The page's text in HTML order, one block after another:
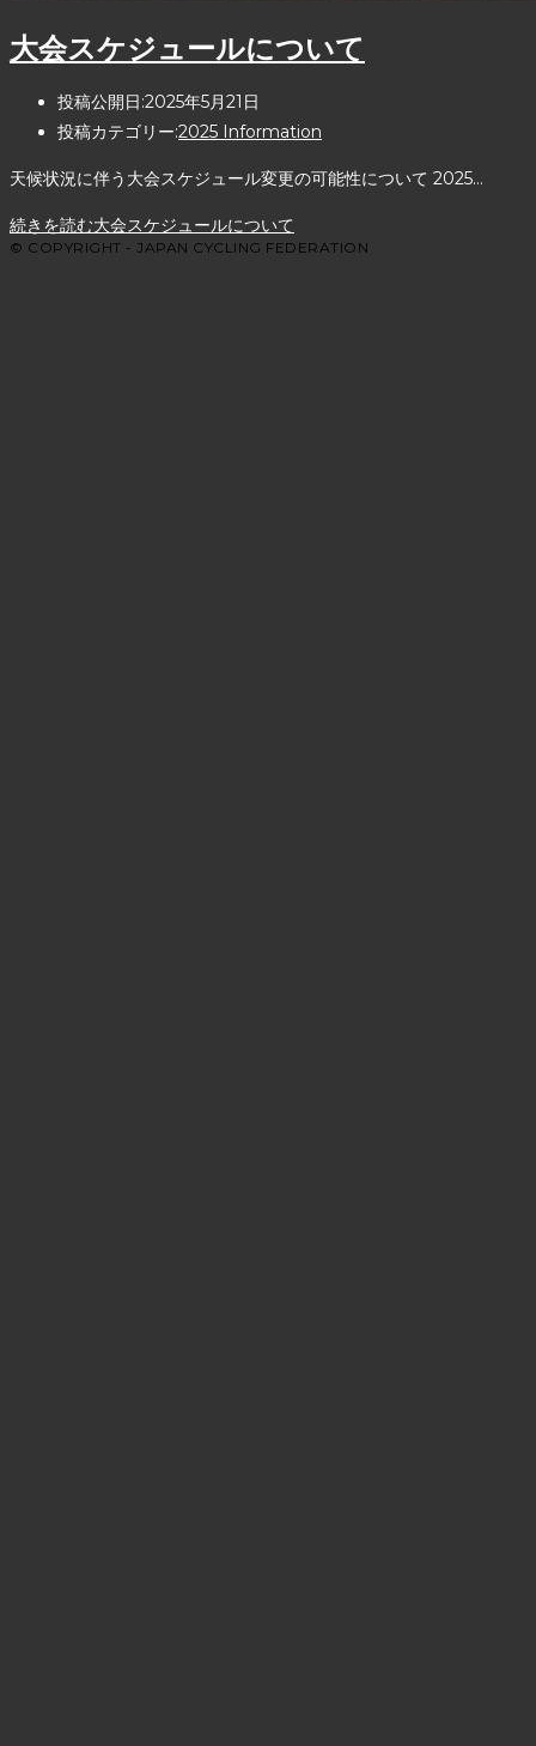
大会スケジュールについて
投稿公開日:2025年5月21日
投稿カテゴリー:2025 Information
天候状況に伴う大会スケジュール変更の可能性について 2025…
続きを読む大会スケジュールについて
© COPYRIGHT - JAPAN CYCLING FEDERATION